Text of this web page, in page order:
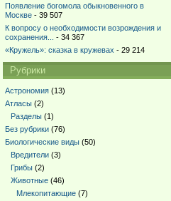
Появление богомола обыкновенного в
Москве- 39 507
К вопросу о необходимости возрождения и
сохранения...
- 34 367
«Кружель»: сказка в кружевах - 29 214
Рубрики
Астрономия(13)
Атласы(2)
Разделы(1)
Без рубрики(76)
Биологические виды(50)
Вредители(3)
Грибы(2)
Животные(46)
Млекопитающие(7)